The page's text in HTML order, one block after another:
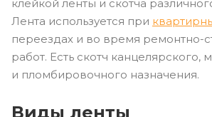
клейкой ленты и скотча
Лента используется при
переездах и во время ремонтно-
работ. Есть скотч канцелярского,
и пломбировочного назначения.
Виды ленты